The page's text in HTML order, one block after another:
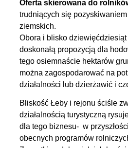
Oferta skierowana do
trudniących się
ziemskich.
Obora i blisko dziewięćdziesiąt
doskonałą propozycją dla
tego osiemnaście hektarów
można zagospodarować na
działalności lub dzierżawić i
Bliskość Łeby i rejonu ściśle
działalnością turystyczną
dla tego biznesu- w
obecnych programów